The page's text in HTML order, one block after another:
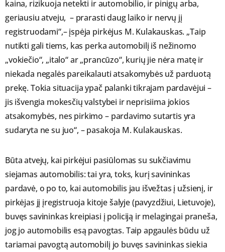
kaina, rizikuoja netekti ir automobilio, ir pinigų arba,
geriausiu atveju, – prarasti daug laiko ir nervų jį
registruodami“,– įspėja pirkėjus M. Kulakauskas. „Taip
nutikti gali tiems, kas perka automobilį iš nežinomo
„vokiečio“, „italo“ ar „prancūzo“, kurių jie nėra matę ir
niekada negalės pareikalauti atsakomybės už parduotą
prekę. Tokia situacija ypač palanki tikrajam pardavėjui –
jis išvengia mokesčių valstybei ir neprisiima jokios
atsakomybės, nes pirkimo – pardavimo sutartis yra
sudaryta ne su juo“, – pasakoja M. Kulakauskas.
Būta atvejų, kai pirkėjui pasiūlomas su sukčiavimu
siejamas automobilis: tai yra, toks, kurį savininkas
pardavė, o po to, kai automobilis jau išvežtas į užsienį, ir
pirkėjas jį įregistruoja kitoje šalyje (pavyzdžiui, Lietuvoje),
buvęs savininkas kreipiasi į policiją ir melagingai praneša,
jog jo automobilis esą pavogtas. Taip apgaulės būdu už
tariamai pavogtą automobilį jo buvęs savininkas siekia